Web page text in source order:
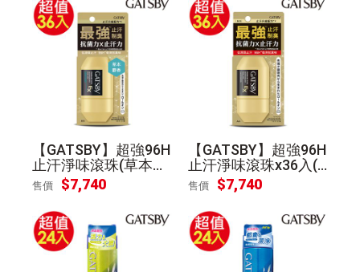
【GATSBY】超強96H
止汗淨味滾珠(草本麝
香)x36入(60ml/入)
售價 $7,740
【GATSBY】超強96H
止汗淨味滾珠x36入(6
0ml/入)
售價 $7,740